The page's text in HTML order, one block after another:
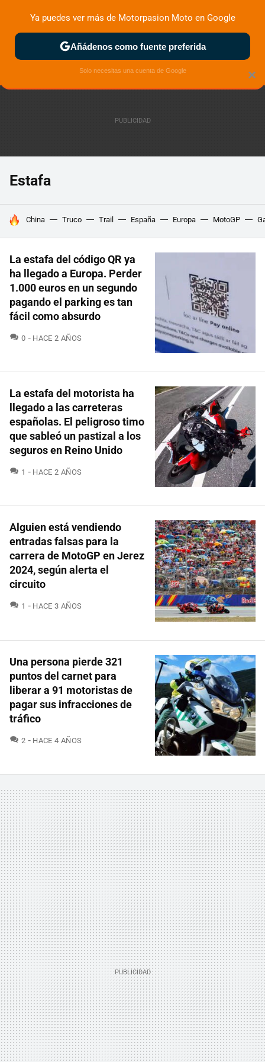
ZONA DE PRUEBAS DEPORTIVAS MOTOS ELÉCTRICAS
Estafa
HOY SE HABLA DE
China Truco Trail España Europa MotoGP
La estafa del código QR ya
ha llegado a Europa. Perder
1.000 euros en un segundo
pagando el parking es tan
fácil como absurdo
0 COMENTARIOS
HACE 2 AÑOS
La estafa del motorista ha
llegado a las carreteras
españolas. El peligroso timo
que sableó un pastizal a los
seguros en Reino Unido
1 COMENTARIOS
HACE 2 AÑOS
Alguien está vendiendo
entradas falsas para la
carrera de MotoGP en Jerez
2024, según alerta el
circuito
1 COMENTARIOS
HACE 3 AÑOS
Una persona pierde 321
puntos del carnet para
liberar a 91 motoristas de
pagar sus infracciones de
tráfico
2 COMENTARIOS
HACE 4 AÑOS
×
Ya puedes ver más de Motorpasion Moto en Google
Añádenos como fuente preferida
Solo necesitas una cuenta de Google